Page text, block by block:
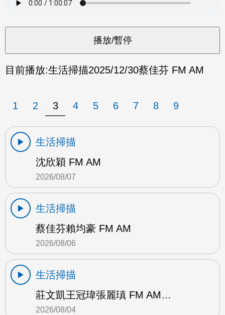
目前播放:生活掃描2025/12/30蔡佳芬 FM AM
1 2 3 4 5 6 7 8 9
生活掃描
沈欣穎 FM AM
2026/08/07
生活掃描
蔡佳芬賴均豪 FM AM
2026/08/06
生活掃描
莊文凱王冠瑋張麗瑱 FM AM…
2026/08/04